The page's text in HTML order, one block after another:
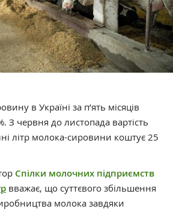
в Україні за п’ять місяців
З червня до листопада вартість
літр молока-сировини коштує 25
Спілки молочних підприємств
вважає, що суттєвого збільшення
молока завдяки